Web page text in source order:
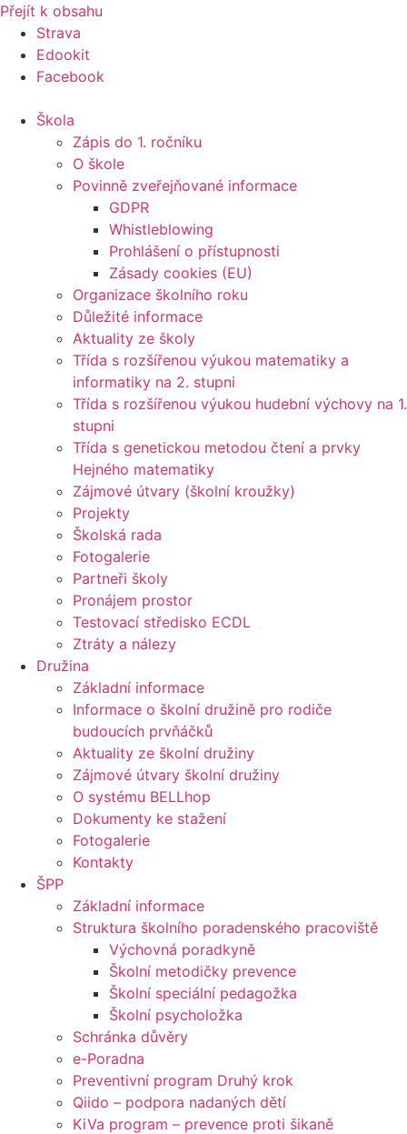
Přejít k obsahu
Strava
Edookit
Facebook
Škola
Zápis do 1. ročníku
O škole
Povinně zveřejňované informace
GDPR
Whistleblowing
Prohlášení o přístupnosti
Zásady cookies (EU)
Organizace školního roku
Důležité informace
Aktuality ze školy
Třída s rozšířenou výukou matematiky a
informatiky na 2. stupni
Třída s rozšířenou výukou hudební výchovy na 1.
stupni
Třída s genetickou metodou čtení a prvky
Hejného matematiky
Zájmové útvary (školní kroužky)
Projekty
Školská rada
Fotogalerie
Partneři školy
Pronájem prostor
Testovací středisko ECDL
Ztráty a nálezy
Družina
Základní informace
Informace o školní družině pro rodiče
budoucích prvňáčků
Aktuality ze školní družiny
Zájmové útvary školní družiny
O systému BELLhop
Dokumenty ke stažení
Fotogalerie
Kontakty
ŠPP
Základní informace
Struktura školního poradenského pracoviště
Výchovná poradkyně
Školní metodičky prevence
Školní speciální pedagožka
Školní psycholožka
Schránka důvěry
e-Poradna
Preventivní program Druhý krok
Qiido – podpora nadaných dětí
KiVa program – prevence proti šikaně